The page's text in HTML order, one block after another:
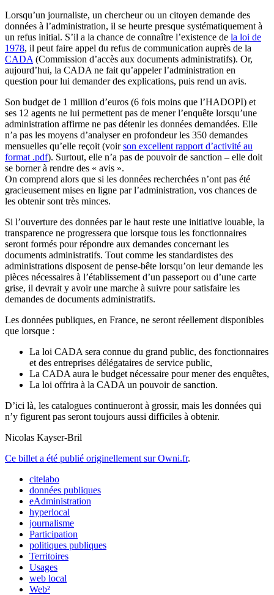
Lorsqu’un journaliste, un chercheur ou un citoyen demande des
données à l’administration, il se heurte presque systématiquement à
un refus initial. S’il a la chance de connaître l’existence de la loi de
1978, il peut faire appel du refus de communication auprès de la
CADA (Commission d’accès aux documents administratifs). Or,
aujourd’hui, la CADA ne fait qu’appeler l’administration en
question pour lui demander des explications, puis rend un avis.
Son budget de 1 million d’euros (6 fois moins que l’HADOPI) et
ses 12 agents ne lui permettent pas de mener l’enquête lorsqu’une
administration affirme ne pas détenir les données demandées. Elle
n’a pas les moyens d’analyser en profondeur les 350 demandes
mensuelles qu’elle reçoit (voirson excellent rapport d’activité au
format .pdf). Surtout, elle n’a pas de pouvoir de sanction – elle doit
se borner à rendre des « avis ».
On comprend alors que si les données recherchées n’ont pas été
gracieusement mises en ligne par l’administration, vos chances de
les obtenir sont très minces.
Si l’ouverture des données par le haut reste une initiative louable, la
transparence ne progressera que lorsque tous les fonctionnaires
seront formés pour répondre aux demandes concernant les
documents administratifs. Tout comme les standardistes des
administrations disposent de pense-bête lorsqu’on leur demande les
pièces nécessaires à l’établissement d’un passeport ou d’une carte
grise, il devrait y avoir une marche à suivre pour satisfaire les
demandes de documents administratifs.
Les données publiques, en France, ne seront réellement disponibles
que lorsque :
La loi CADA sera connue du grand public, des fonctionnaires
et des entreprises délégataires de service public,
La CADA aura le budget nécessaire pour mener des enquêtes,
La loi offrira à la CADA un pouvoir de sanction.
D’ici là, les catalogues continueront à grossir, mais les données qui
n’y figurent pas seront toujours aussi difficiles à obtenir.
Nicolas Kayser-Bril
Ce billet a été publié originellement sur Owni.fr.
citelabo
données publiques
eAdministration
hyperlocal
journalisme
Participation
politiques publiques
Territoires
Usages
web local
Web²